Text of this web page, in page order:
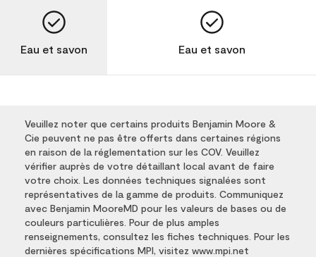
Eau et savon Eau et savon
Veuillez noter que certains produits Benjamin Moore &
Cie peuvent ne pas être offerts dans certaines régions
en raison de la réglementation sur les COV. Veuillez
vérifier auprès de votre détaillant local avant de faire
votre choix. Les données techniques signalées sont
représentatives de la gamme de produits. Communiquez
avec Benjamin MooreMD pour les valeurs de bases ou de
couleurs particulières. Pour de plus amples
renseignements, consultez les fiches techniques. Pour les
dernières spécifications MPI, visitez www.mpi.net